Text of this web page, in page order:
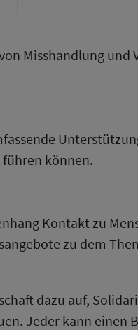
Misshandlung und
führen können.
Kontakt zu
zu dem
dazu auf,
Jeder kann einen